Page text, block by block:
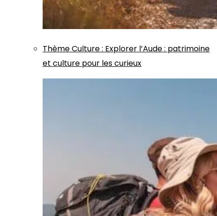
ThèmeCulture: Explorer l’Aude : patrimoine
et culture pour les curieux